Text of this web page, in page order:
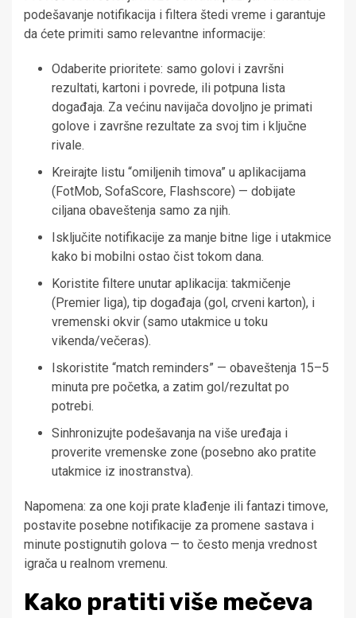
podešavanje notifikacija i filtera štedi vreme i garantuje
da ćete primiti samo relevantne informacije:
Odaberite prioritete: samo golovi i završni
rezultati, kartoni i povrede, ili potpuna lista
događaja. Za većinu navijača dovoljno je primati
golove i završne rezultate za svoj tim i ključne
rivale.
Kreirajte listu “omiljenih timova” u aplikacijama
(FotMob, SofaScore, Flashscore) — dobijate
ciljana obaveštenja samo za njih.
Isključite notifikacije za manje bitne lige i utakmice
kako bi mobilni ostao čist tokom dana.
Koristite filtere unutar aplikacija: takmičenje
(Premier liga), tip događaja (gol, crveni karton), i
vremenski okvir (samo utakmice u toku
vikenda/večeras).
Iskoristite “match reminders” — obaveštenja 15–5
minuta pre početka, a zatim gol/rezultat po
potrebi.
Sinhronizujte podešavanja na više uređaja i
proverite vremenske zone (posebno ako pratite
utakmice iz inostranstva).
Napomena: za one koji prate klađenje ili fantazi timove,
postavite posebne notifikacije za promene sastava i
minute postignutih golova — to često menja vrednost
igrača u realnom vremenu.
Kako pratiti više mečeva